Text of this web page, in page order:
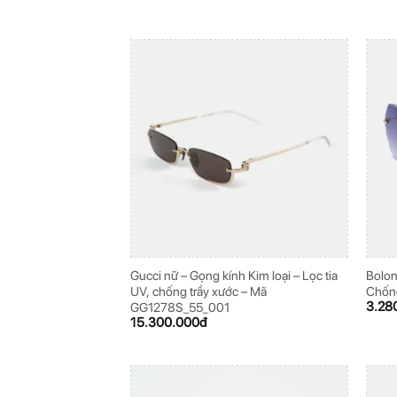
Gucci nữ – Gọng kính Kim loại – Lọc tia
UV, chống trầy xước – Mã
GG1278S_55_001
15.300.000đ